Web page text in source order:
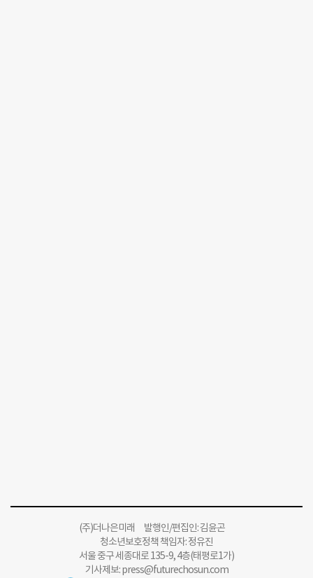
(주)더나은미래 발행인/편집인: 김윤곤
청소년보호정책 책임자: 정유진
서울 중구 세종대로 135-9, 4층(태평로1가)
기사제보:press@futurechosun.com